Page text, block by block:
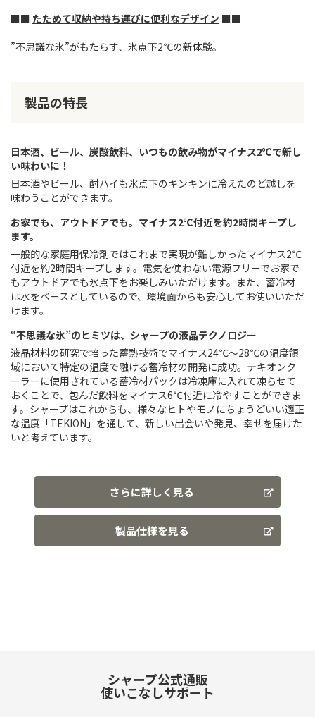
■■ たためて収納や持ち運びに便利なデザイン ■■
”不思議な氷”がもたらす、氷点下2℃の新体験。
製品の特長
日本酒、ビール、炭酸飲料、いつもの飲み物がマイナス2℃で新し
い味わいに！
日本酒やビール、酎ハイも氷点下のキンキンに冷えたのど越しを
味わうことができます。
お家でも、アウトドアでも。マイナス2℃付近を約2時間キープし
ます。
一般的な家庭用保冷剤ではこれまで実現が難しかったマイナス2℃
付近を約2時間キープします。電気を使わない電源フリーでお家で
もアウトドアでも氷点下をお楽しみいただけます。また、蓄冷材
は水をベースとしているので、環境面からも安心してお使いいただ
けます。
“不思議な氷”のヒミツは、シャープの液晶テクノロジー
液晶材料の研究で培った蓄熱技術でマイナス24℃～28℃の温度領
域において特定の温度で融ける蓄冷材の開発に成功。テキオンク
ーラーに使用されている蓄冷材パックは冷凍庫に入れて凍らせて
おくことで、包んだ飲料をマイナス6℃付近に冷やすことができま
す。シャープはこれからも、様々なヒトやモノにちょうどいい適正
な温度「TEKION」を通して、新しい出会いや発見、幸せを届けた
いと考えています。
さらに詳しく見る
製品仕様を見る
シャープ公式通販
使いこなしサポート